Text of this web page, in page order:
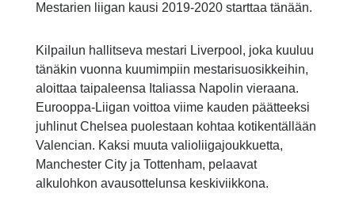
Mestarien liigan kausi 2019-2020 starttaa tänään.
Kilpailun hallitseva mestari Liverpool, joka kuuluu
tänäkin vuonna kuumimpiin mestarisuosikkeihin,
aloittaa taipaleensa Italiassa Napolin vieraana.
Eurooppa-Liigan voittoa viime kauden päätteeksi
juhlinut Chelsea puolestaan kohtaa kotikentällään
Valencian. Kaksi muuta valioliigajoukkuetta,
Manchester City ja Tottenham, pelaavat
alkulohkon avausottelunsa keskiviikkona.